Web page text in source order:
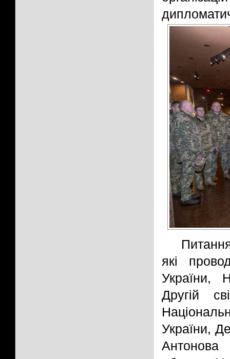
які
України,
Другій
України,
Антонова